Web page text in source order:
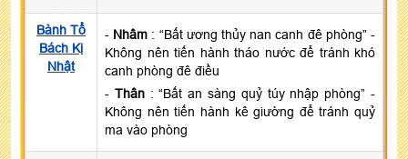
Bành Tổ
Bách Kị
Nhật
- Nhâm : “Bất ương thủy nan canh đê phòng” -
Không nên tiến hành tháo nước để tránh khó
canh phòng đê điều
- Thân: “Bất an sàng quỷ túy nhập phòng” -
Không nên tiến hành kê giường để tránh quỷ
ma vào phòng